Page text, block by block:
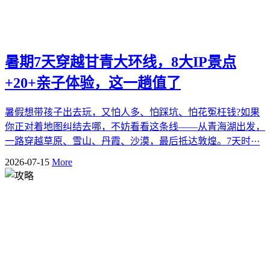
暑期7天穿越甘青大环线，8大IP景点
+20+亲子体验，这一趟值了
暑假想带孩子出去玩，又怕人多、怕踩坑、怕花冤枉钱?如果
你正对着地图纠结去哪，不妨看看这条线——从青海湖出发，
一路穿越草原、雪山、丹霞、沙漠，最后抵达敦煌。7天时···
2026-07-15 More